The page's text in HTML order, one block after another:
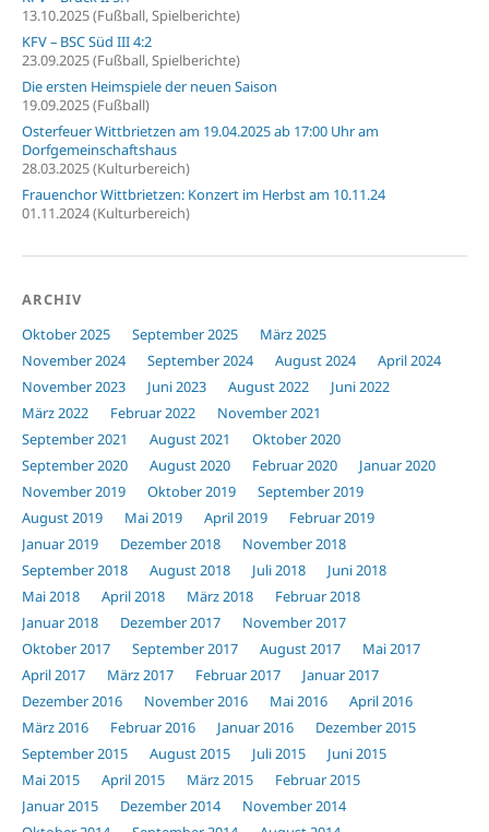
13.10.2025 (Fußball, Spielberichte)
KFV – BSC Süd III 4:2
23.09.2025 (Fußball, Spielberichte)
Die ersten Heimspiele der neuen Saison
19.09.2025 (Fußball)
Osterfeuer Wittbrietzen am 19.04.2025 ab 17:00 Uhr am
Dorfgemeinschaftshaus
28.03.2025 (Kulturbereich)
Frauenchor Wittbrietzen: Konzert im Herbst am 10.11.24
01.11.2024 (Kulturbereich)
ARCHIV
Oktober 2025
September 2025
März 2025
November 2024
September 2024 August 2024
April 2024
November 2023
Juni 2023 August 2022
Juni 2022
März 2022
Februar 2022
November 2021
September 2021
August 2021
Oktober 2020
September 2020
August 2020 Februar 2020
Januar 2020
November 2019
Oktober 2019
September 2019
August 2019
Mai 2019 April 2019
Februar 2019
Januar 2019
Dezember 2018
November 2018
September 2018
August 2018 Juli 2018
Juni 2018
Mai 2018
April 2018 März 2018
Februar 2018
Januar 2018
Dezember 2017
November 2017
Oktober 2017
September 2017 August 2017
Mai 2017
April 2017
März 2017 Februar 2017
Januar 2017
Dezember 2016
November 2016 Mai 2016
April 2016
März 2016
Februar 2016 Januar 2016
Dezember 2015
September 2015
August 2015 Juli 2015
Juni 2015
Mai 2015
April 2015 März 2015
Februar 2015
Januar 2015
Dezember 2014
November 2014